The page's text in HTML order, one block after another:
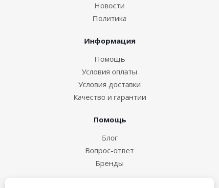
Новости
Политика
Информация
Помощь
Условия оплаты
Условия доставки
Качество и гарантии
Помощь
Блог
Вопрос-ответ
Бренды